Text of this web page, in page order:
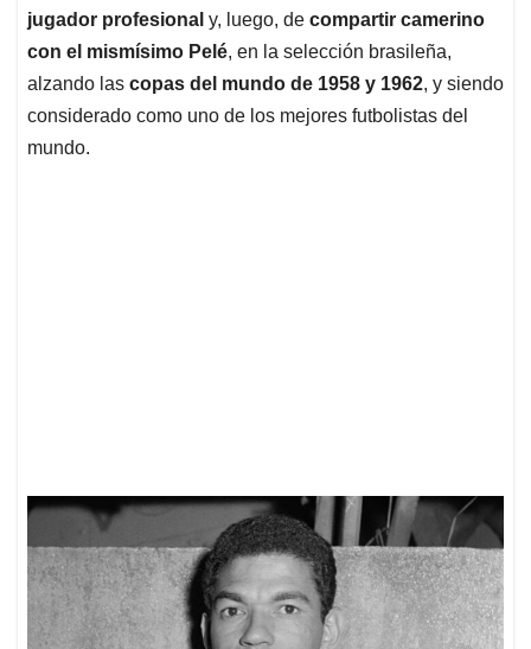
jugador profesional y, luego, de compartir camerino
con el mismísimo Pelé, en la selección brasileña,
alzando las copas del mundo de 1958 y 1962, y siendo
considerado como uno de los mejores futbolistas del
mundo.